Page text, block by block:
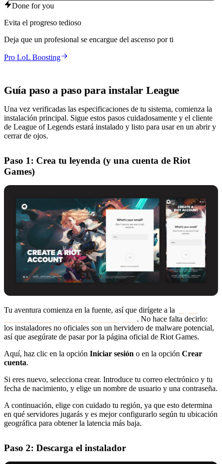
Done for you
Evita el progreso tedioso
Deja que un profesional se encargue del ascenso por ti
Pro LoL Boosting
Guía paso a paso para instalar League
Una vez verificadas las especificaciones de tu sistema, comienza la
instalación principal. Sigue estos pasos cuidadosamente y el cliente
de League of Legends estará instalado y listo para usar en un abrir y
cerrar de ojos.
Paso 1: Crea tu leyenda (y una cuenta de Riot
Games)
Tu aventura comienza en la fuente, así que dirígete a la
. No hace falta decirlo:
los instaladores no oficiales son un hervidero de malware potencial,
así que asegúrate de pasar por la página oficial de Riot Games.
Aquí, haz clic en la opción Iniciar sesión o en la opción Crear
cuenta.
Si eres nuevo, selecciona crear. Introduce tu correo electrónico y tu
fecha de nacimiento, y elige un nombre de usuario y una contraseña.
A continuación, elige con cuidado tu región, ya que esto determina
en qué servidores jugarás y es mejor configurarlo según tu ubicación
geográfica para obtener la latencia más baja.
Paso 2: Descarga el instalador